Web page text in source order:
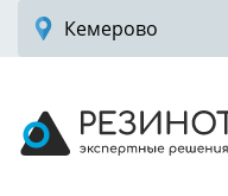
Кемерово